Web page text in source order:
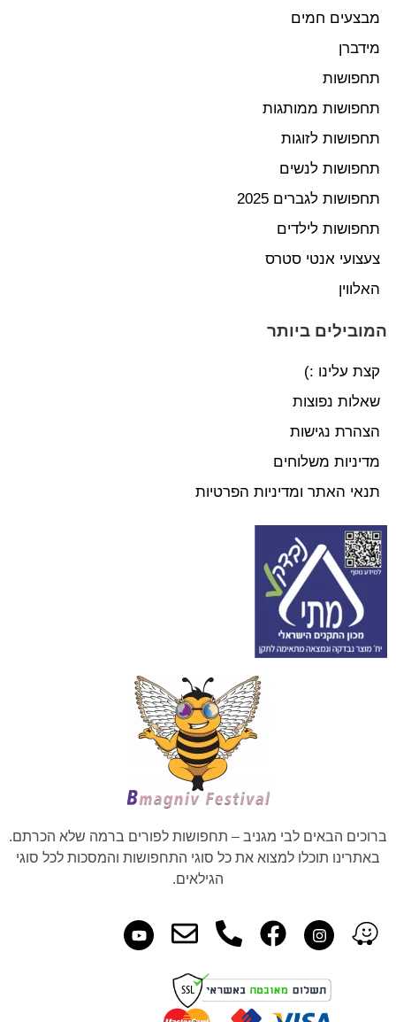
מבצעים חמים
מידברן
תחפושות
תחפושות ממותגות
תחפושות לזוגות
תחפושות לנשים
תחפושות לגברים 2025
תחפושות לילדים
צעצועי אנטי סטרס
האלווין
המובילים ביותר
קצת עלינו :)
שאלות נפוצות
הצהרת נגישות
מדיניות משלוחים
תנאי האתר ומדיניות הפרטיות
ברוכים הבאים לבי מגניב – תחפושות לפורים ברמה שלא הכרתם.
באתרינו תוכלו למצוא את כל סוגי התחפושות והמסכות לכל סוגי
הגילאים.